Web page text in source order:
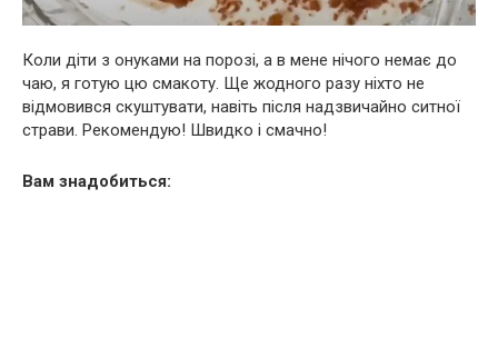
Коли діти з онуками на порозі, а в мене нічого немає до
чаю, я готую цю смакоту. Ще жодного разу ніхто не
відмовився скуштувати, навіть після надзвичайно ситної
страви. Рекомендую! Швидко і смачно!
Вам знадобиться: